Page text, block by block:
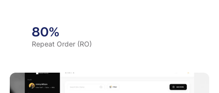
80%
Repeat Order (RO)